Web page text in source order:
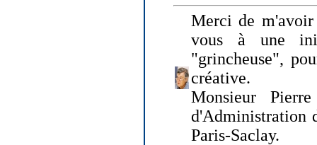
Merci de
vous à une
"grincheuse",
créative.
Monsieur
d'Administration
Paris-Saclay.